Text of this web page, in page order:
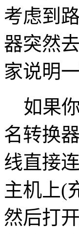
考虑到
器突然
家说明
如果你
名转换
线直接
主机上(
然后打